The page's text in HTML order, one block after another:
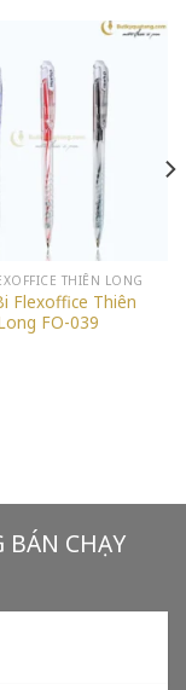
THIÊN LONG
Flexoffice Thiên
FO-039
BÁN CHẠY